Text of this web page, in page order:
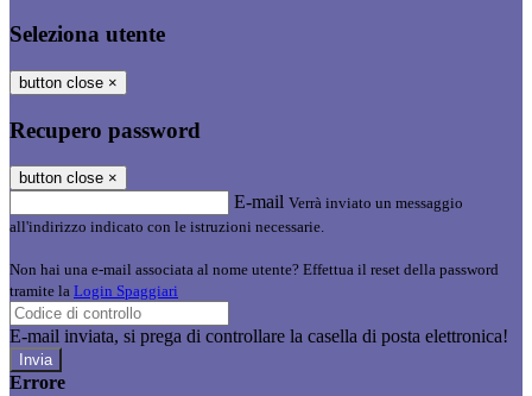
Seleziona utente
button close ×
Recupero password
button close ×
E-mail Verrà inviato un messaggio
all'indirizzo indicato con le istruzioni necessarie.
Non hai una e-mail associata al nome utente? Effettua il reset della password
tramite la Login Spaggiari
E-mail inviata, si prega di controllare la casella di posta elettronica!
Errore